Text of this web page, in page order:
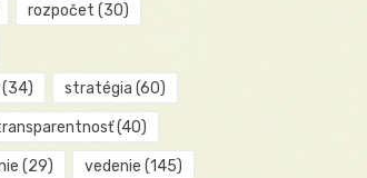
rozpočet (30)
(34) stratégia (60)
(40)
(29) vedenie (145)